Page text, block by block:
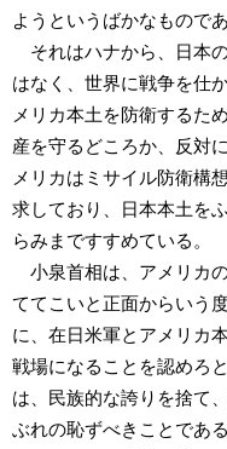
ようというばかなものであ
それはハナから、日本
はなく、世界に戦争を仕
メリカ本土を防衛するた
産を守るどころか、反対
メリカはミサイル防衛構
求しており、日本本土を
らみまですすめている。
小泉首相は、アメリカ
ててこいと正面からいう
に、在日米軍とアメリカ
戦場になることを認めろ
は、民族的な誇りを捨て
ぶれの恥ずべきことであ